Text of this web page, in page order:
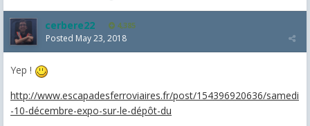
cerbere22 4,385
Posted May 23, 2018
Yep !
http://www.escapadesferroviaires.fr/post/154396920636/samedi
-10-décembre-expo-sur-le-dépôt-du